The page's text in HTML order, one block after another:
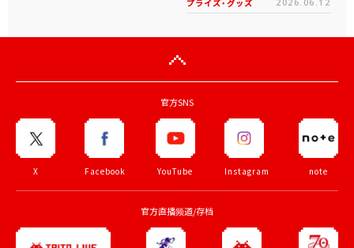
プライズ・グッズ 2026.06.12
官方SNS
X Facebook YouTube Instagram note
官方直播频道/存档